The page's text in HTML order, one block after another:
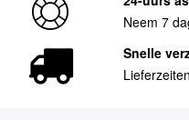
Neem 7
Snelle